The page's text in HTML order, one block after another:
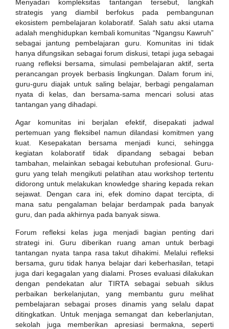
Menyadari kompleksitas tantangan tersebut, langkah
strategis yang diambil berfokus pada pembangunan
ekosistem pembelajaran kolaboratif. Salah satu aksi utama
adalah menghidupkan kembali komunitas “Ngangsu Kawruh”
sebagai jantung pembelajaran guru. Komunitas ini tidak
hanya difungsikan sebagai forum diskusi, tetapi juga sebagai
ruang refleksi bersama, simulasi pembelajaran aktif, serta
perancangan proyek berbasis lingkungan. Dalam forum ini,
guru-guru diajak untuk saling belajar, berbagi pengalaman
nyata di kelas, dan bersama-sama mencari solusi atas
tantangan yang dihadapi.
Agar komunitas ini berjalan efektif, disepakati jadwal
pertemuan yang fleksibel namun dilandasi komitmen yang
kuat. Kesepakatan bersama menjadi kunci, sehingga
kegiatan kolaboratif tidak dipandang sebagai beban
tambahan, melainkan sebagai kebutuhan profesional. Guru-
guru yang telah mengikuti pelatihan atau workshop tertentu
didorong untuk melakukan knowledge sharing kepada rekan
sejawat. Dengan cara ini, efek domino dapat tercipta, di
mana satu pengalaman belajar berdampak pada banyak
guru, dan pada akhirnya pada banyak siswa.
Forum refleksi kelas juga menjadi bagian penting dari
strategi ini. Guru diberikan ruang aman untuk berbagi
tantangan nyata tanpa rasa takut dihakimi. Melalui refleksi
bersama, guru tidak hanya belajar dari keberhasilan, tetapi
juga dari kegagalan yang dialami. Proses evaluasi dilakukan
dengan pendekatan alur TIRTA sebagai sebuah siklus
perbaikan berkelanjutan, yang membantu guru melihat
pembelajaran sebagai proses dinamis yang selalu dapat
ditingkatkan. Untuk menjaga semangat dan keberlanjutan,
sekolah juga memberikan apresiasi bermakna, seperti